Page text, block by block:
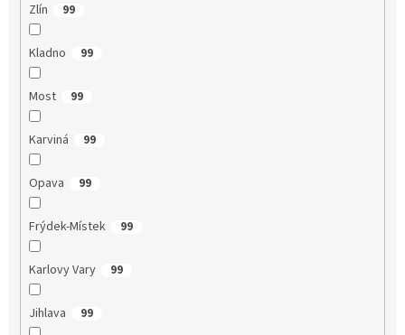
Zlín 99
Kladno 99
Most 99
Karviná 99
Opava 99
Frýdek-Místek 99
Karlovy Vary 99
Jihlava 99